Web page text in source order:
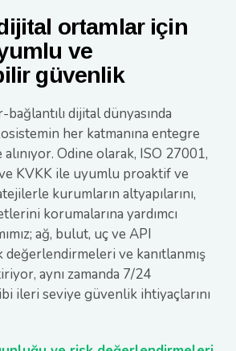
ortamlar için
ve
güvenlik
dijital dünyasında
her katmanına entegre
Odine olarak, ISO 27001,
KVKK ile uyumlu proaktif ve
kurumların altyapılarını,
korumalarına yardımcı
ağ, bulut, uç ve API
değerlendirmeleri ve kanıtlanmış
aynı zamanda 7/24
ileri seviye güvenlik ihtiyaçlarını